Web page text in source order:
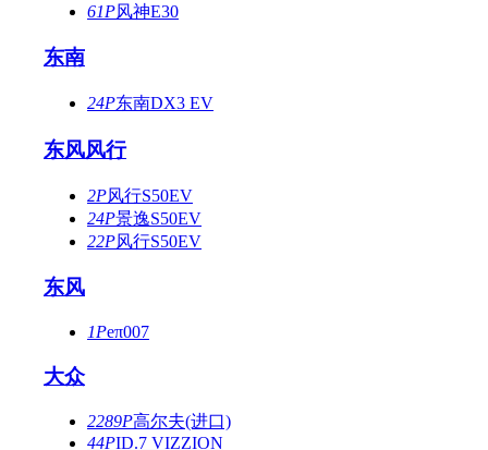
61P风神E30
东南
24P东南DX3 EV
东风风行
2P风行S50EV
24P景逸S50EV
22P风行S50EV
东风
1Peπ007
大众
2289P高尔夫(进口)
44PID.7 VIZZION